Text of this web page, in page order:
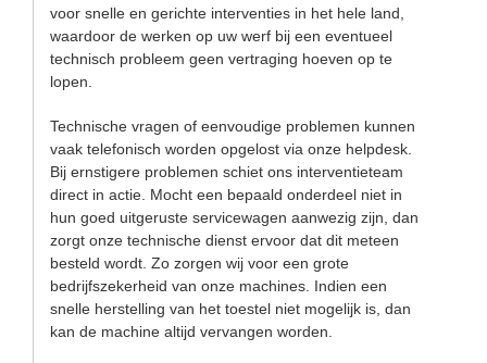
voor snelle en gerichte interventies in het hele land,
waardoor de werken op uw werf bij een eventueel
technisch probleem geen vertraging hoeven op te
lopen.
Technische vragen of eenvoudige problemen kunnen
vaak telefonisch worden opgelost via onze helpdesk.
Bij ernstigere problemen schiet ons interventieteam
direct in actie. Mocht een bepaald onderdeel niet in
hun goed uitgeruste servicewagen aanwezig zijn, dan
zorgt onze technische dienst ervoor dat dit meteen
besteld wordt. Zo zorgen wij voor een grote
bedrijfszekerheid van onze machines. Indien een
snelle herstelling van het toestel niet mogelijk is, dan
kan de machine altijd vervangen worden.